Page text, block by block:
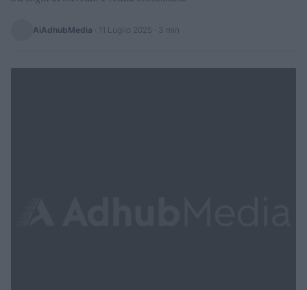
AiAdhubMedia 11 Luglio 2025 · 3 min